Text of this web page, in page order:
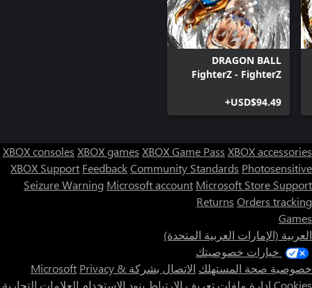
DRAGON BALL
FighterZ - FighterZ
X|S & Xbox One)
USD$94.49+
XBOX consoles XBOX games XBOX Game Pass XBOX accessories
XBOX Support FeedbackCommunity Standards Photosensitive
Seizure Warning Microsoft account Microsoft Store Support
Returns Orders tracking
Games
العربية (الإمارات العربية المتحدة)
خيارات خصوصيتك
خصوصية صحة المستهلك الاتصال بشركة Microsoft Privacy &
Cookies إدارة ملفات تعريف الارتباط بنود الاستخدام العلامات التجارية